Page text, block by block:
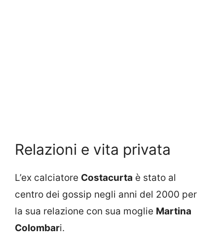
Relazioni e vita privata
L’ex calciatore Costacurta è stato al
centro dei gossip negli anni del 2000 per
la sua relazione con sua moglie Martina
Colombari.